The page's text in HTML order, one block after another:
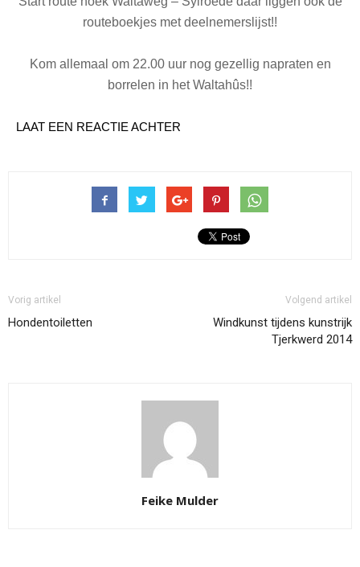
routeboekjes met deelnemerslijst!!
Kom allemaal om 22.00 uur nog gezellig napraten en
borrelen in het Waltahûs!!
LAAT EEN REACTIE ACHTER
Vorig artikel
Hondentoiletten
Volgend artikel
Windkunst tijdens kunstrijk
Tjerkwerd 2014
Feike Mulder